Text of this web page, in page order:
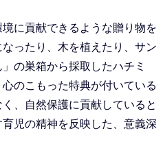
に貢献できるような贈り物を
ったり、木を植えたり、サン
の巣箱から採取したハチミ
のこもった特典が付いている
、自然保護に貢献していると
児の精神を反映した、意義深